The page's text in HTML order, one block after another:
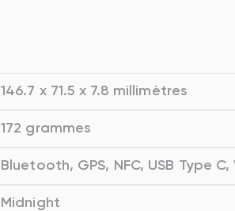
146.7 x 71.5 x 7.8 millimètres
172 grammes
Bluetooth, GPS, NFC, USB Type
Midnight